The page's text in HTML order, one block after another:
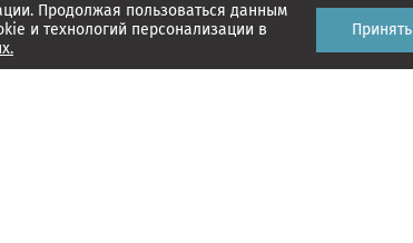
Продолжая пользоваться данным
и технологий персонализации в
Принять